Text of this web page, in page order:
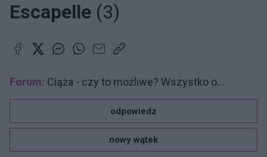
Escapelle (3)
Forum: Ciąża - czy to możliwe? Wszystko o...
odpowiedz
nowy wątek